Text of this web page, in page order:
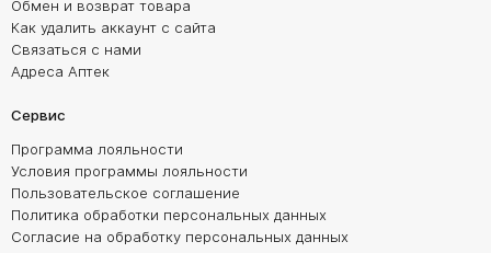
Обмен и возврат товара
Как удалить аккаунт с сайта
Связаться с нами
Адреса Аптек
Сервис
Программа лояльности
Условия программы лояльности
Пользовательское соглашение
Политика обработки персональных данных
Согласие на обработку персональных данных